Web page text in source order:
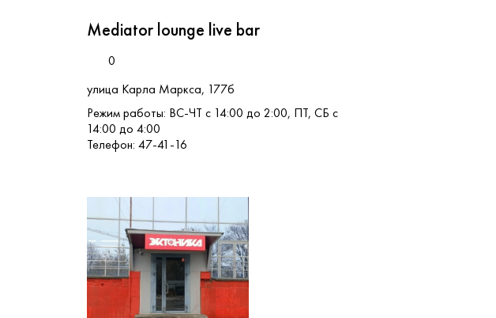
Mediator lounge live bar
0
улица Карла Маркса, 177б
Режим работы: ВС-ЧТ с 14:00 до 2:00, ПТ, СБ с
14:00 до 4:00
Телефон: 47-41-16